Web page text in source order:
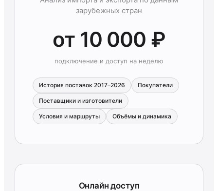
зарубежных стран
от 10 000 ₽
подключение и доступ на неделю
История поставок 2017–2026 Покупатели
Поставщики и изготовители
Условия и маршруты Объёмы и динамика
Онлайн доступ